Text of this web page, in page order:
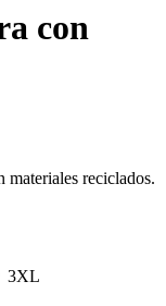
con
materiales reciclados.
3XL